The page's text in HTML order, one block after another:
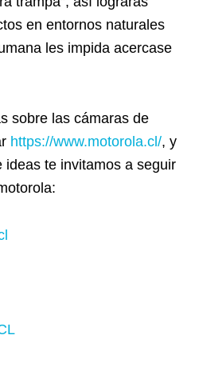
en entornos naturales
les impida acercase
sobre las cámaras de
https://www.motorola.cl/, y
ideas te invitamos a seguir